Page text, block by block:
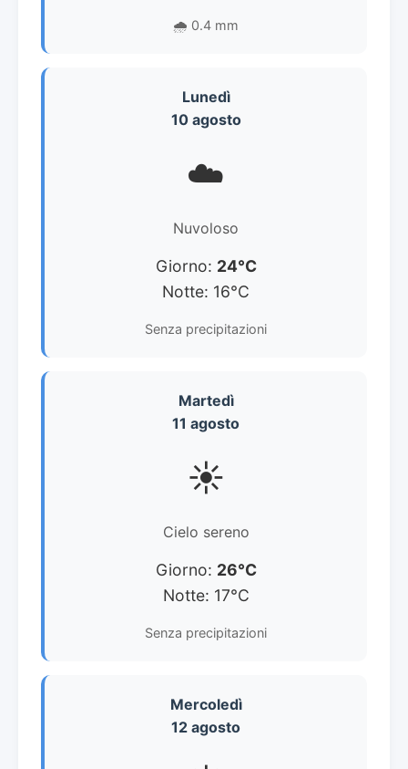
🌧️ 0.4 mm
Lunedì
10 agosto
☁️
Nuvoloso
Giorno: 24°C
Notte: 16°C
Senza precipitazioni
Martedì
11 agosto
☀️
Cielo sereno
Giorno: 26°C
Notte: 17°C
Senza precipitazioni
Mercoledì
12 agosto